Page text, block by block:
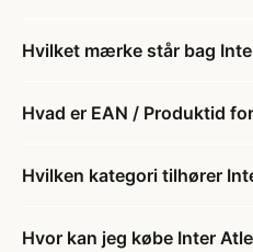
Hvilket mærke står bag
Hvad er EAN / Produktid
Hvilken kategori tilhører
Hvor kan jeg købe Inter